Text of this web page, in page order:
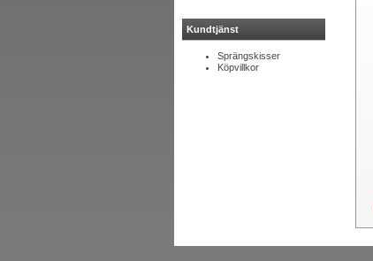
Kundtjänst
Sprängskisser
Köpvillkor